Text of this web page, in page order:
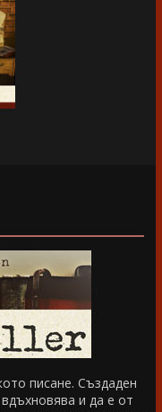
писане. Създаден
и да е от